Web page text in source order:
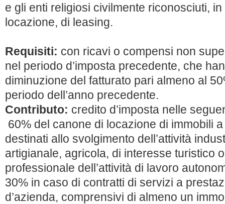
e gli enti religiosi civilmente riconosciuti,
locazione, di leasing.
Requisiti: con ricavi o compensi non
nel periodo d’imposta precedente, che
diminuzione del fatturato pari almeno al
periodo dell’anno precedente.
Contributo: credito d’imposta nelle
60% del canone di locazione di immobili
destinati allo svolgimento dell’attività
artigianale, agricola, di interesse turistico
professionale dell’attività di lavoro
30% in caso di contratti di servizi a
d’azienda, comprensivi di almeno un